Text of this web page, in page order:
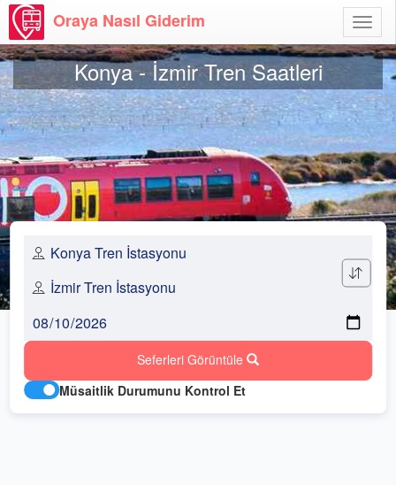
Aç
Oraya Nasıl Giderim
Konya - İzmir Tren Saatleri
Seferleri Görüntüle
Müsaitlik Durumunu Kontrol Et